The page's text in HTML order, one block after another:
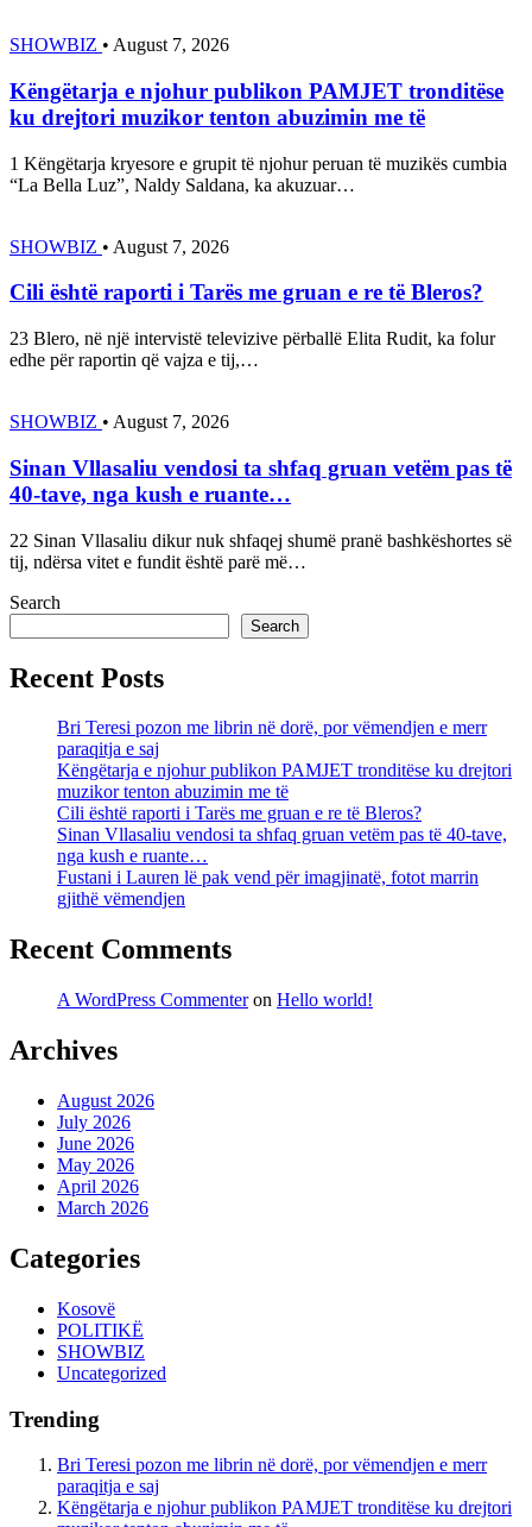
SHOWBIZ • August 7, 2026
Këngëtarja e njohur publikon PAMJET tronditëse
ku drejtori muzikor tenton abuzimin me të
1 Këngëtarja kryesore e grupit të njohur peruan të muzikës cumbia
“La Bella Luz”, Naldy Saldana, ka akuzuar…
SHOWBIZ • August 7, 2026
Cili është raporti i Tarës me gruan e re të Bleros?
23 Blero, në një intervistë televizive përballë Elita Rudit, ka folur
edhe për raportin që vajza e tij,…
SHOWBIZ • August 7, 2026
Sinan Vllasaliu vendosi ta shfaq gruan vetëm pas të
40-tave, nga kush e ruante…
22 Sinan Vllasaliu dikur nuk shfaqej shumë pranë bashkëshortes së
tij, ndërsa vitet e fundit është parë më…
Search
Search
Recent Posts
Bri Teresi pozon me librin në dorë, por vëmendjen e merr
paraqitja e saj
Këngëtarja e njohur publikon PAMJET tronditëse ku drejtori
muzikor tenton abuzimin me të
Cili është raporti i Tarës me gruan e re të Bleros?
Sinan Vllasaliu vendosi ta shfaq gruan vetëm pas të 40-tave,
nga kush e ruante…
Fustani i Lauren lë pak vend për imagjinatë, fotot marrin
gjithë vëmendjen
Recent Comments
A WordPress Commenteron Hello world!
Archives
August 2026
July 2026
June 2026
May 2026
April 2026
March 2026
Categories
Kosovë
POLITIKË
SHOWBIZ
Uncategorized
Trending
Bri Teresi pozon me librin në dorë, por vëmendjen e merr
paraqitja e saj
Këngëtarja e njohur publikon PAMJET tronditëse ku drejtori